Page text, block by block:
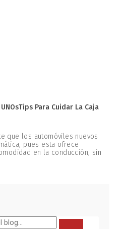
Para Cuidar La Caja
que los automóviles nuevos
pues esta ofrece
en la conducción, sin